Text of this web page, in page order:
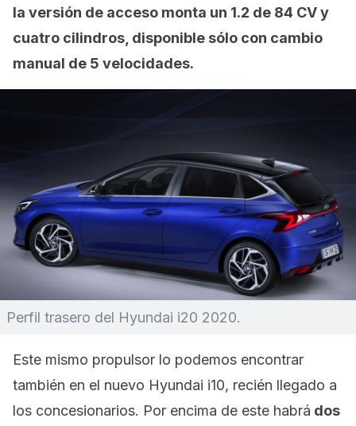
la versión de acceso monta un 1.2 de 84 CV y
cuatro cilindros, disponible sólo con cambio
manual de 5 velocidades.
Perfil trasero del Hyundai i20 2020.
Este mismo propulsor lo podemos encontrar
también en el nuevo Hyundai i10, recién llegado a
los concesionarios. Por encima de este habrá dos